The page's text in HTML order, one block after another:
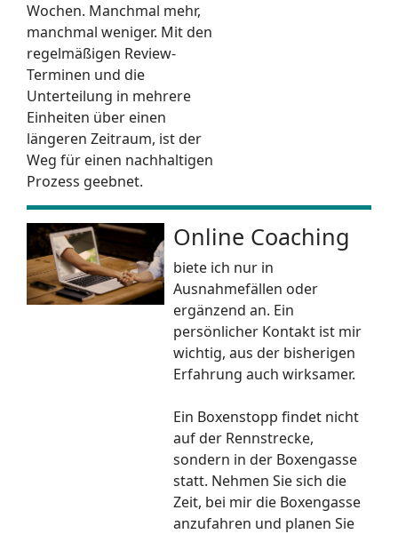
Wochen. Manchmal mehr,
manchmal weniger. Mit den
regelmäßigen Review-
Terminen und die
Unterteilung in mehrere
Einheiten über einen
längeren Zeitraum, ist der
Weg für einen nachhaltigen
Prozess geebnet.
Online Coaching
biete ich nur in
Ausnahmefällen oder
ergänzend an. Ein
persönlicher Kontakt ist mir
wichtig, aus der bisherigen
Erfahrung auch wirksamer.
Ein Boxenstopp findet nicht
auf der Rennstrecke,
sondern in der Boxengasse
statt. Nehmen Sie sich die
Zeit, bei mir die Boxengasse
anzufahren und planen Sie